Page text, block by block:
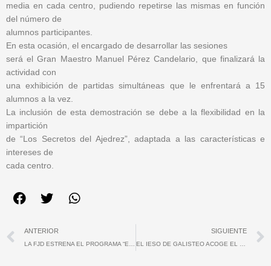
media en cada centro, pudiendo repetirse las mismas en función
del número de
alumnos participantes.
En esta ocasión, el encargado de desarrollar las sesiones
será el Gran Maestro Manuel Pérez Candelario, que finalizará la
actividad con
una exhibición de partidas simultáneas que le enfrentará a 15
alumnos a la vez.
La inclusión de esta demostración se debe a la flexibilidad en la
impartición
de “Los Secretos del Ajedrez”, adaptada a las características e
intereses de
cada centro.
Ant
ANTERIOR SIGUIENTE